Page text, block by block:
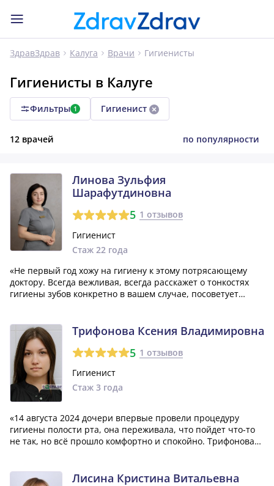
ЗдравЗдрав Калуга Врачи Гигиенисты
Гигиенисты в Калуге
Фильтры 1 Гигиенист
12 врачей по популярности
Линова Зульфия
Шарафутдиновна
5 1 отзывов
Гигиенист
Стаж 22 года
«Не первый год хожу на гигиену к этому потрясающему
доктору. Всегда вежливая, всегда расскажет о тонкостях
гигиены зубов конкретно в вашем случае, посоветует
Трифонова Ксения Владимировна
5 1 отзывов
Гигиенист
Стаж 3 года
«14 августа 2024 дочери впервые провели процедуру
гигиены полости рта, она переживала, что пойдет что-то
не так, но всё прошло комфортно и спокойно. Трифонова
Каждый этап гигиены фотогра...»
Лисина Кристина Витальевна